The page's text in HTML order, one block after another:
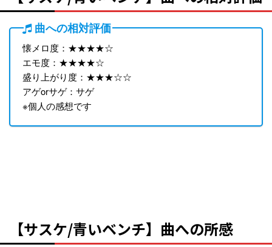
曲への相対評価
懐メロ度：★★★★☆
エモ度：★★★★☆
盛り上がり度：★★★☆☆
アゲorサゲ：サゲ
※個人の感想です
【サスケ/青いベンチ】曲への所感